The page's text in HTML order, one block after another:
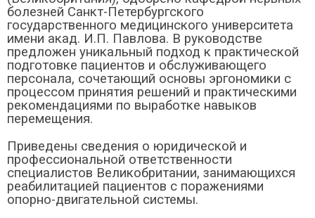
болезней Санкт-Петербургского
государственного медицинского университета
имени акад. И.П. Павлова. В руководстве
предложен уникальный подход к практической
подготовке пациентов и обслуживающего
персонала, сочетающий основы эргономики с
процессом принятия решений и практическими
рекомендациями по выработке навыков
перемещения.
Приведены сведения о юридической и
профессиональной ответственности
специалистов Великобритании, занимающихся
реабилитацией пациентов с поражениями
опорно-двигательной системы.